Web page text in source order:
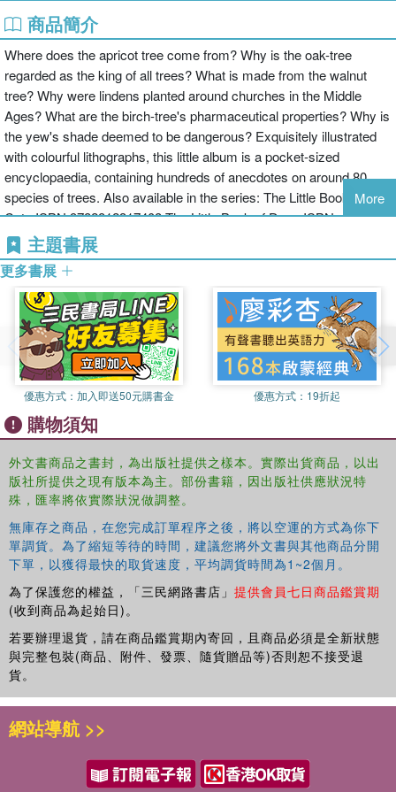
商品簡介
Where does the apricot tree come from? Why is the oak-tree
regarded as the king of all trees? What is made from the walnut
tree? Why were lindens planted around churches in the Middle
Ages? What are the birch-tree's pharmaceutical properties? Why is
the yew's shade deemed to be dangerous? Exquisitely illustrated
with colourful lithographs, this little album is a pocket-sized
encyclopaedia, containing hundreds of anecdotes on around 80
species of trees. Also available in the series: The Little Book of
Cats ISBN 9782812317408 The Little Book of Dogs ISBN
9782812318580 The Little Books of New York ISBN
9782812315329 The Little Book of Paris ISBN 9782812313318 The
Little Books of Birds ISBN 9782812316364 The Little book of
Versailles ISBN 9782812317804 The Little Book of Roses ISBN
9782379640810 The Little Book of Medicinal Plants ISBN
9782812319815 The Little Book of The Language of Flowers ISBN
9782812318924 The Little Book of The Moon ISBN 9782379641046
More
主題書展
更多書展
優惠方式： 加入即送50元購書金 優惠方式： 19折起
購物須知
外文書商品之書封，為出版社提供之樣本。實際出貨商品，以出
版社所提供之現有版本為主。部份書籍，因出版社供應狀況特
殊，匯率將依實際狀況做調整。
無庫存之商品，在您完成訂單程序之後，將以空運的方式為你下
單調貨。為了縮短等待的時間，建議您將外文書與其他商品分開
下單，以獲得最快的取貨速度，平均調貨時間為1~2個月。
為了保護您的權益，「三民網路書店」 提供會員七日商品鑑賞期
(收到商品為起始日)。
若要辦理退貨，請在商品鑑賞期內寄回，且商品必須是全新狀態
與完整包裝(商品、附件、發票、隨貨贈品等)否則恕不接受退
貨。
網站導航 >>